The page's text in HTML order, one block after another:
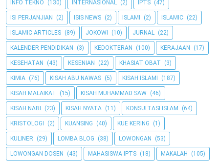
INFO TEKNO (130) INTERNASIONAL (2) IPTS (47)
ISI PERJANJIAN (2) ISIS NEWS (2) ISLAMI (2) ISLAMIC (22)
ISLAMIC ARTICLES (89) JOKOWI (10) JURNAL (22)
KALENDER PENDIDIKAN (3) KEDOKTERAN (100) KERAJAAN (17)
KESEHATAN (43) KESENIAN (22) KHASIAT OBAT (3)
KIMIA (76) KISAH ABU NAWAS (5) KISAH ISLAMI (187)
KISAH MALAIKAT (15) KISAH MUHAMMAD SAW (46)
KISAH NABI (23) KISAH NYATA (11) KONSULTASI ISLAM (64)
KRISTOLOGI (2) KUANSING (40) KUE KERING (1)
KULINER (29) LOMBA BLOG (38) LOWONGAN (53)
LOWONGAN DOSEN (43) MAHASISWA IPTS (18) MAKALAH (105)